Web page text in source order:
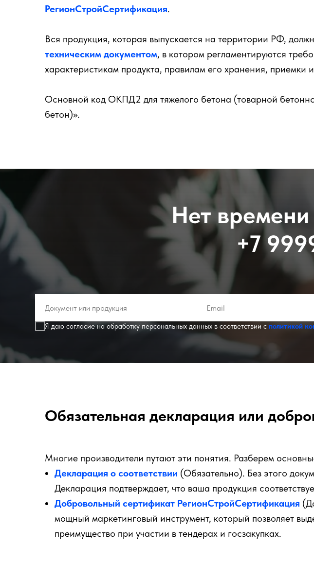
РегионСтройСертификация.
Вся продукция, которая выпускается на территории РФ,
техническим документом, в котором регламентируются
характеристикам продукта, правилам его хранения, приемки
Основной код ОКПД2 для тяжелого бетона (товарной
бетон)».
Нет времени
+7
Я даю согласие на обработку персональных данных в соответствии с политикой
Обязательная декларация или
Многие производители путают эти понятия. Разберем
Декларация о соответствии (Обязательно). Без этого
Декларация подтверждает, что ваша продукция
Добровольный сертификат РегионСтройСертификация
мощный маркетинговый инструмент, который позволяет
преимущество при участии в тендерах и госзакупках.